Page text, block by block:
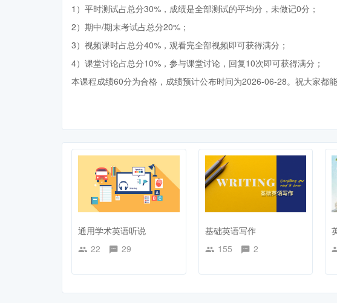
1）平时测试占总分30%，成绩是全部测试的平均分，未做记0分；
2）期中/期末考试占总分20%；
3）视频课时占总分40%，观看完全部视频即可获得满分；
4）课堂讨论占总分10%，参与课堂讨论，回复10次即可获得满分；
本课程成绩60分为合格，成绩预计公布时间为2026-06-28。祝大家都
通用学术英语听说
22
29
基础英语写作
155
2